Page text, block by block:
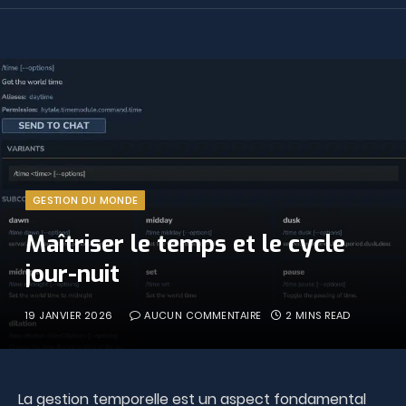
GESTION DU MONDE
Maîtriser le temps et le cycle
jour-nuit
19 JANVIER 2026 AUCUN COMMENTAIRE 2 MINS READ
La gestion temporelle est un aspect fondamental